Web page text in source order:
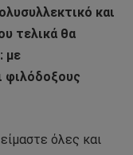
και
τελικά θα
με
φιλόδοξους
όλες και